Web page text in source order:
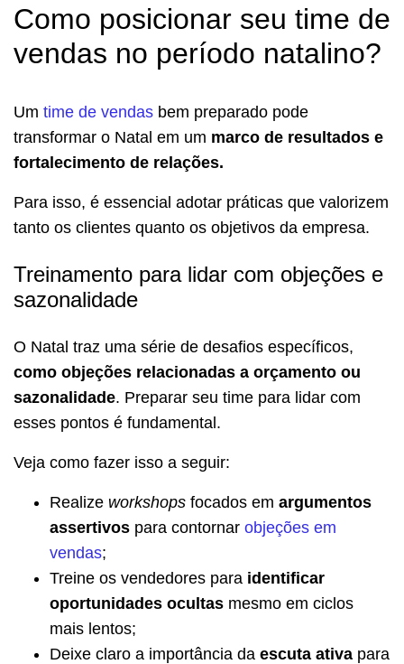
Como posicionar seu time de
vendas no período natalino?
Um time de vendas bem preparado pode
transformar o Natal em um marco de resultados e
fortalecimento de relações.
Para isso, é essencial adotar práticas que valorizem
tanto os clientes quanto os objetivos da empresa.
Treinamento para lidar com objeções e
sazonalidade
O Natal traz uma série de desafios específicos,
como objeções relacionadas a orçamento ou
sazonalidade. Preparar seu time para lidar com
esses pontos é fundamental.
Veja como fazer isso a seguir:
Realize workshops focados em argumentos
assertivos para contornar objeções em
vendas;
Treine os vendedores para identificar
oportunidades ocultas mesmo em ciclos
mais lentos;
Deixe claro a importância da escuta ativa para